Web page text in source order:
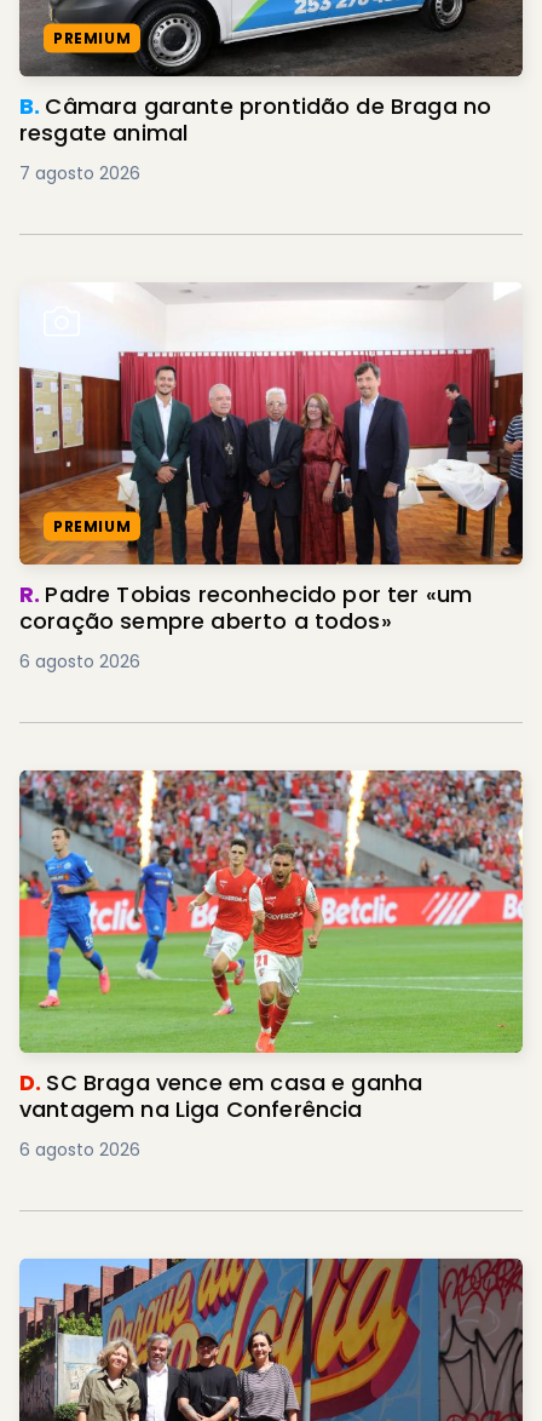
PREMIUM
B. Câmara garante prontidão de Braga no
resgate animal
7 agosto 2026
PREMIUM
R. Padre Tobias reconhecido por ter «um
coração sempre aberto a todos»
6 agosto 2026
D. SC Braga vence em casa e ganha
vantagem na Liga Conferência
6 agosto 2026